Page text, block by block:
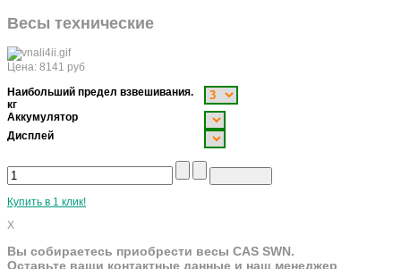
Весы технические
Цена: 8141 руб
Наибольший предел взвешивания.
кг
Аккумулятор
Дисплей
Купить в 1 клик!
X
Вы собираетесь приобрести весы CAS SWN.
Оставьте ваши контактные данные и наш менеджер